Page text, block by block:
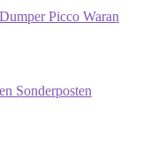
Picco Waran
Sonderposten